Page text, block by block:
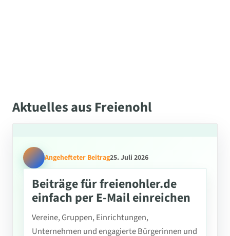
Aktuelles aus Freienohl
Angehefteter Beitrag25. Juli 2026
Beiträge für freienohler.de
einfach per E-Mail einreichen
Vereine, Gruppen, Einrichtungen,
Unternehmen und engagierte Bürgerinnen und